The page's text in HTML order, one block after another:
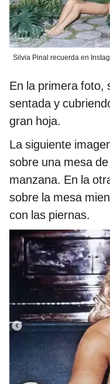
Silvia Pinal recuerda en
En la primera foto,
sentada y
gran hoja.
La siguiente
sobre una mesa
manzana. En la
sobre la mesa
con las piernas.